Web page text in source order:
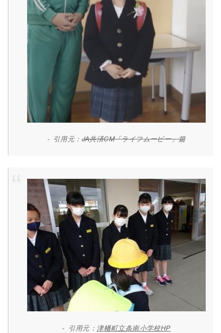
引用元：JA共済CM「ライフムービー」篇
引用元： 津幡町立条南小学校HP